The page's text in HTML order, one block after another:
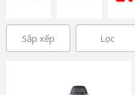
Sắp xếp Lọc